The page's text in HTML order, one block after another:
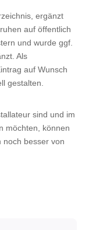
ergänzt
auf öffentlich
und wurde ggf.
Als
auf Wunsch
gestalten.
sind und im
möchten, können
noch besser von